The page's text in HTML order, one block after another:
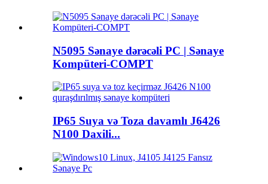
N5095 Sənaye dərəcəli PC | Sənaye
Kompüteri-COMPT
IP65 Suya və Toza davamlı J6426
N100 Daxili...